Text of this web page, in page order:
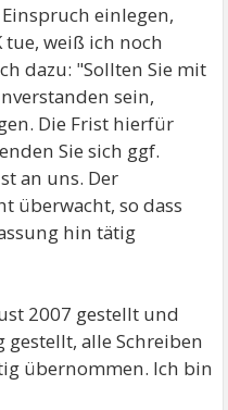
einlegen,
weiß ich noch
dazu: "Sollten Sie mit
sein,
Die Frist hierfür
Sie sich ggf.
an uns. Der
überwacht, so dass
hin tätig
2007 gestellt und
gestellt, alle Schreiben
übernommen. Ich bin